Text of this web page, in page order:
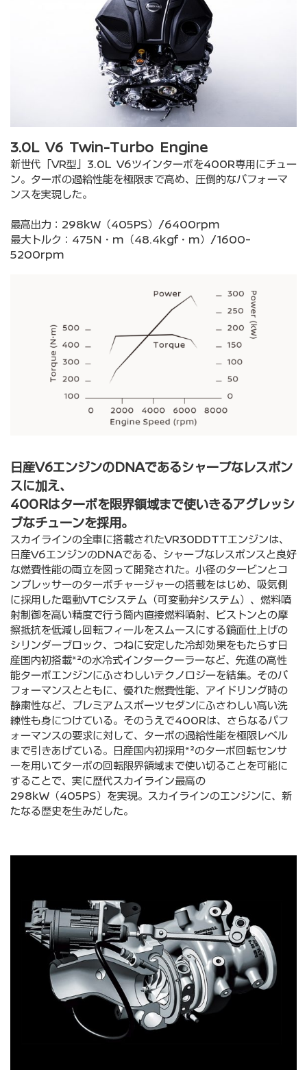
3.0L V6 Twin-Turbo Engine
新世代「VR型」3.0L V6ツインターボを400R専⽤にチュー
ン。ターボの過給性能を極限まで⾼め、圧倒的なパフォーマ
ンスを実現した。
最高出力：298kW（405PS）/6400rpm
最大トルク：475N・m（48.4kgf・m）/1600-
5200rpm
⽇産V6エンジンのDNAであるシャープなレスポン
スに加え、
400Rはターボを限界領域まで使いきるアグレッシ
ブなチューンを採⽤。
スカイラインの全⾞に搭載されたVR30DDTTエンジンは、
⽇産V6エンジンのDNAである、シャープなレスポンスと良好
な燃費性能の両⽴を図って開発された。⼩径のタービンとコ
ンプレッサーのターボチャージャーの搭載をはじめ、吸気側
に採⽤した電動VTCシステム（可変動弁システム）、燃料噴
射制御を⾼い精度で⾏う筒内直接燃料噴射、ピストンとの摩
擦抵抗を低減し回転フィールをスムースにする鏡⾯仕上げの
シリンダーブロック、つねに安定した冷却効果をもたらす⽇
産国内初搭載*²の⽔冷式インタークーラーなど、先進の⾼性
能ターボエンジンにふさわしいテクノロジーを結集。そのパ
フォーマンスとともに、優れた燃費性能、アイドリング時の
静粛性など、プレミアムスポーツセダンにふさわしい⾼い洗
練性も⾝につけている。そのうえで400Rは、さらなるパフ
ォーマンスの要求に対して、ターボの過給性能を極限レベル
まで引きあげている。⽇産国内初採⽤*²のターボ回転センサ
ーを⽤いてターボの回転限界領域まで使い切ることを可能に
することで、実に歴代スカイライン最⾼の
298kW（405PS）を実現。スカイラインのエンジンに、新
たなる歴史を⽣みだした。